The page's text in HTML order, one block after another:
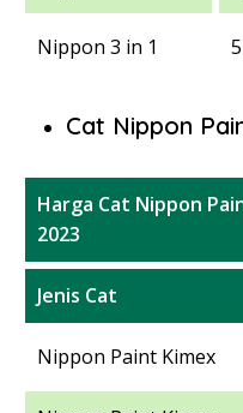
Nippon 3 in 1
Cat Nippon
Harga Cat Nippon
2023
Jenis Cat
Nippon Paint Kimex